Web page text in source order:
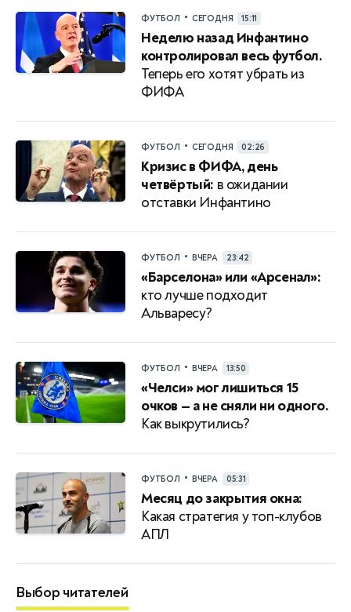
ФУТБОЛ • СЕГОДНЯ 15:11
Неделю назад Инфантино
контролировал весь футбол.
Теперь его хотят убрать из
ФИФА
ФУТБОЛ • СЕГОДНЯ 02:26
Кризис в ФИФА, день
четвёртый: в ожидании
отставки Инфантино
ФУТБОЛ • ВЧЕРА 23:42
«Барселона» или «Арсенал»:
кто лучше подходит
Альваресу?
ФУТБОЛ • ВЧЕРА 13:50
«Челси» мог лишиться 15
очков — а не сняли ни одного.
Как выкрутились?
ФУТБОЛ • ВЧЕРА 05:31
Месяц до закрытия окна:
Какая стратегия у топ-клубов
АПЛ
Выбор читателей